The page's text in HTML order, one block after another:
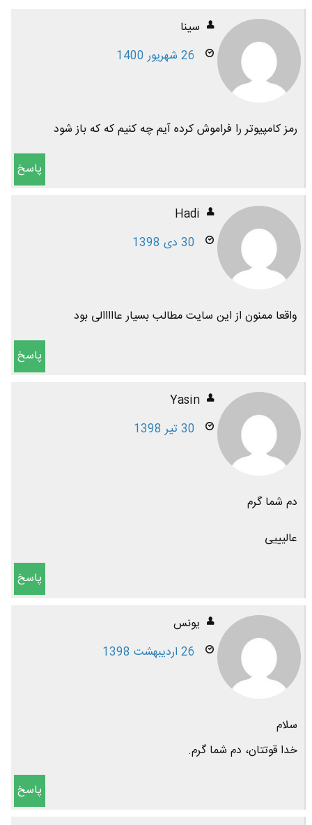
سینا
26 شهریور 1400
رمز کامپیوتر را فراموش کرده آیم چه کنیم که که باز شود
پاسخ
Hadi
30 دی 1398
واقعا ممنون از این سایت مطالب بسیار عااااالی بود
پاسخ
Yasin
30 تیر 1398
دم شما گرم
عالیییی
پاسخ
یونس
26 اردیبهشت 1398
سلام
خدا قوتتان، دم شما گرم.
پاسخ